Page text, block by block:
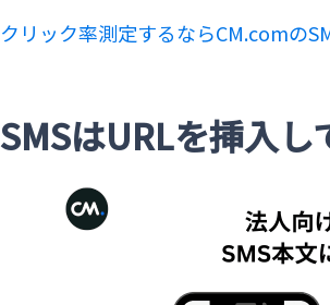
クリック率測定するならCM.comの
SMSはURLを挿入